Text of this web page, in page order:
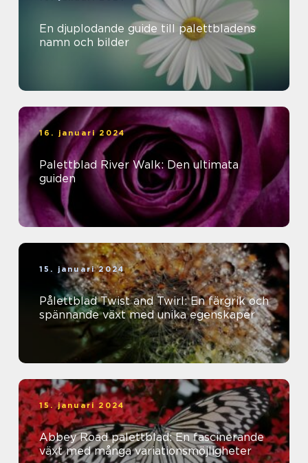
En djuplodande guide till palettbladens
namn och bilder
16. januari 2024
Palettblad River Walk: Den ultimata
guiden
15. januari 2024
Pålettblad Twist and Twirl: En färgrik och
spännande växt med unika egenskaper
15. januari 2024
Abbey Road palettblad: En fascinerande
växt med många variationsmöjligheter